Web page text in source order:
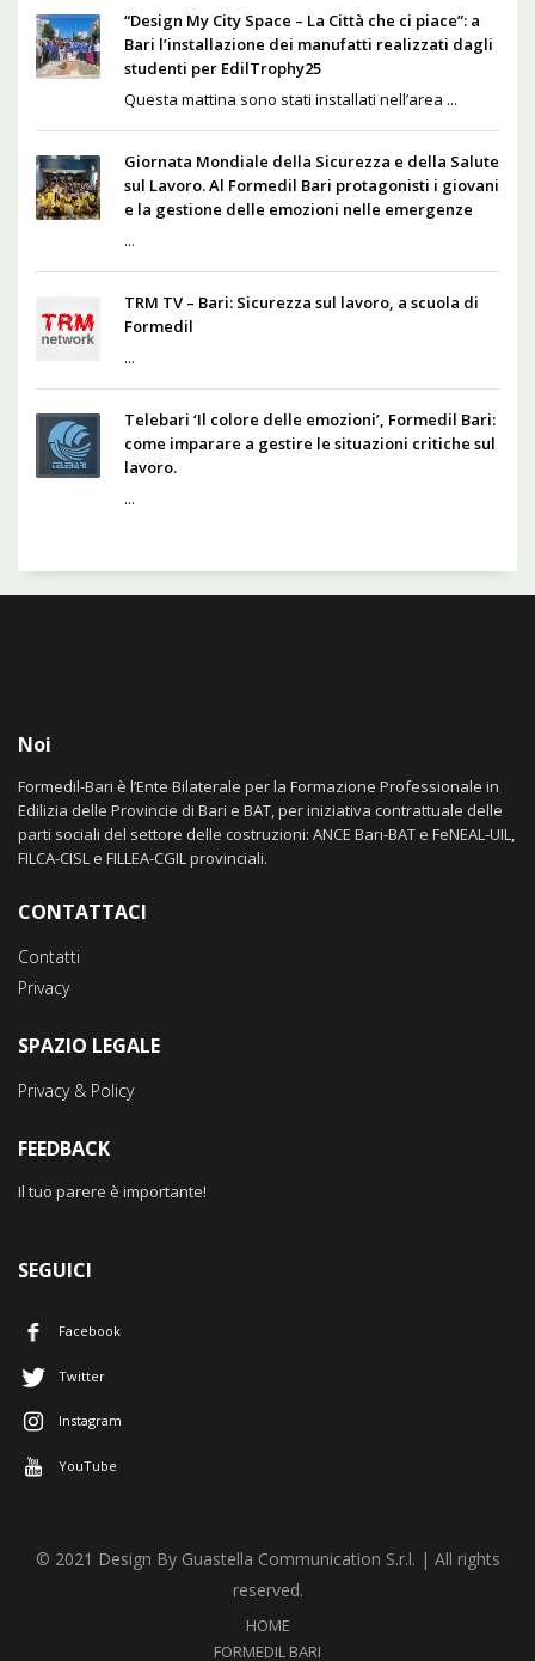
“Design My City Space – La Città che ci piace”: a
Bari l’installazione dei manufatti realizzati dagli
studenti per EdilTrophy25
Questa mattina sono stati installati nell’area ...
Giornata Mondiale della Sicurezza e della Salute
sul Lavoro. Al Formedil Bari protagonisti i giovani
e la gestione delle emozioni nelle emergenze
...
TRM TV – Bari: Sicurezza sul lavoro, a scuola di
Formedil
...
Telebari ‘Il colore delle emozioni’, Formedil Bari:
come imparare a gestire le situazioni critiche sul
lavoro.
...
Noi
Formedil-Bari è l’Ente Bilaterale per la Formazione Professionale in
Edilizia delle Provincie di Bari e BAT, per iniziativa contrattuale delle
parti sociali del settore delle costruzioni: ANCE Bari-BAT e FeNEAL-UIL,
FILCA-CISL e FILLEA-CGIL provinciali.
CONTATTACI
Contatti
Privacy
SPAZIO LEGALE
Privacy & Policy
FEEDBACK
Il tuo parere è importante!
SEGUICI
Facebook
Twitter
Instagram
YouTube
© 2021 Design By Guastella Communication S.r.l. | All rights
reserved.
HOME
FORMEDIL BARI